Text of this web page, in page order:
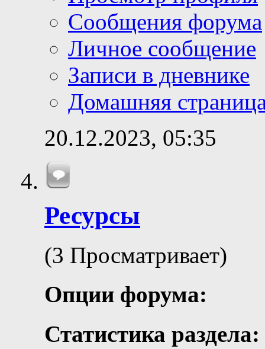
Сообщения форума
Личное сообщение
Записи в дневнике
Домашняя
20.12.2023, 05:35
Ресурсы
(3 Просматривает)
Опции форума:
Статистика раздела: